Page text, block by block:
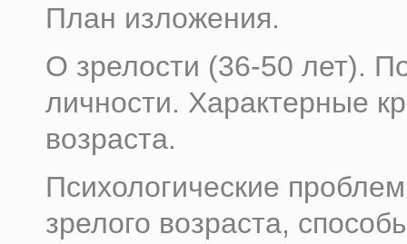
План изложения.
О зрелости (36-50 лет).
личности. Характерные
возраста.
Психологические
зрелого возраста,